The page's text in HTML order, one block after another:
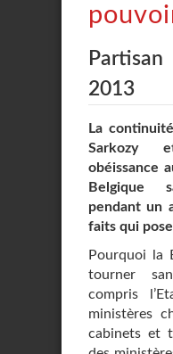
2013
La
Sarkozy
obéissance
Belgique
pendant un
faits qui
Pourquoi la
tourner
compris
ministères
cabinets et